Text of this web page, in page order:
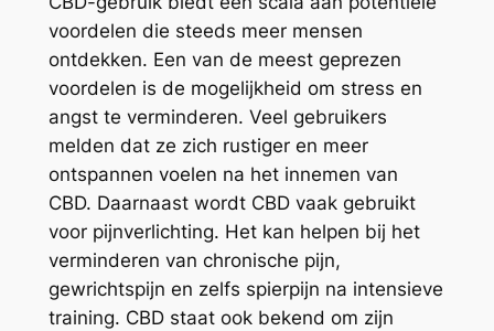
voordelen die steeds meer mensen
ontdekken. Een van de meest geprezen
voordelen is de mogelijkheid om stress en
angst te verminderen. Veel gebruikers
melden dat ze zich rustiger en meer
ontspannen voelen na het innemen van
CBD. Daarnaast wordt CBD vaak gebruikt
voor pijnverlichting. Het kan helpen bij het
verminderen van chronische pijn,
gewrichtspijn en zelfs spierpijn na intensieve
training. CBD staat ook bekend om zijn